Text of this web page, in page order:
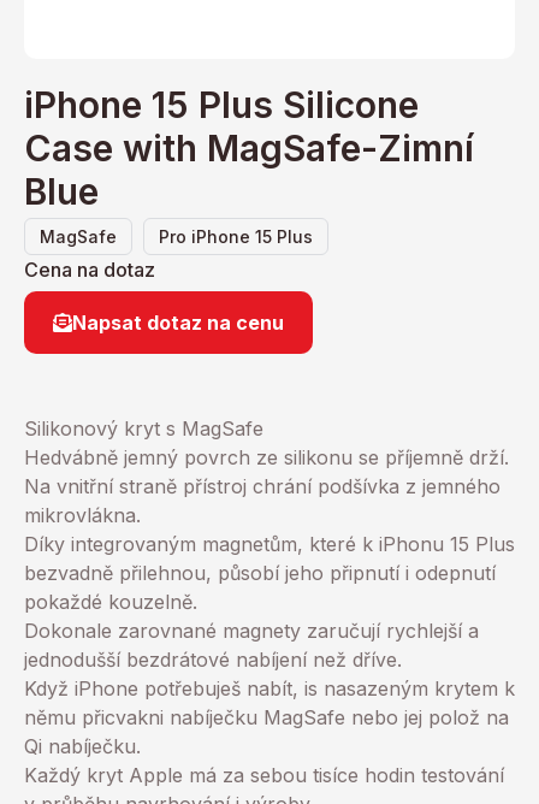
MagSafe Pro iPhone 15 Plus
iPhone 15 Plus Silicone
Case with MagSafe-Zimní
Blue
Cena na dotaz
Napsat dotaz na cenu
Silikonový kryt s MagSafe
Hedvábně jemný povrch ze silikonu se příjemně drží.
Na vnitřní straně přístroj chrání podšívka z jemného
mikrovlákna.
Díky integrovaným magnetům, které k iPhonu 15 Plus
bezvadně přilehnou, působí jeho připnutí i odepnutí
pokaždé kouzelně.
Dokonale zarovnané magnety zaručují rychlejší a
jednodušší bezdrátové nabíjení než dříve.
Když iPhone potřebuješ nabít, is nasazeným krytem k
němu přicvakni nabíječku MagSafe nebo jej polož na
Qi nabíječku.
Každý kryt Apple má za sebou tisíce hodin testování